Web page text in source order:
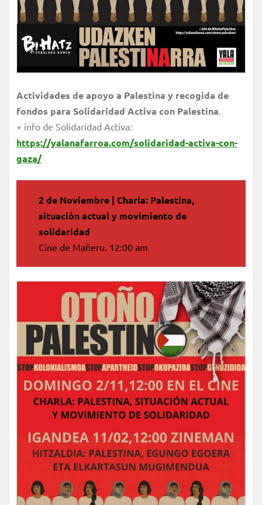
Actividades de apoyo a Palestina y recogida de
fondos para Solidaridad Activa con Palestina.
+ info de Solidaridad Activa:
https://yalanafarroa.com/solidaridad-activa-con-
gaza/
2 de Noviembre | Charla: Palestina,
situación actual y movimiento de
solidaridad
Cine de Mañeru. 12:00 am